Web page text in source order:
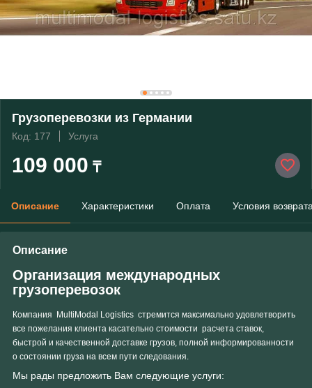
Грузоперевозки из Германии
Код: 177 Услуга
109 000 ₸
Описание Характеристики Оплата Условия
Описание
Организация международных
грузоперевозок
Компания MultiModal Logistics стремится максимально удовлетворить
все пожелания клиента касательно стоимости расчета ставок,
быстрой и качественной доставке грузов, полной информированности
о состоянии груза на всем пути следования.
Мы рады предложить Вам следующие услуги: